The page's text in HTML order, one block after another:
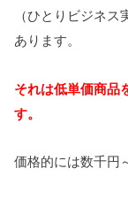
（ひとりビジネ
あります。
それは低単価商品
す。
価格的には数千円